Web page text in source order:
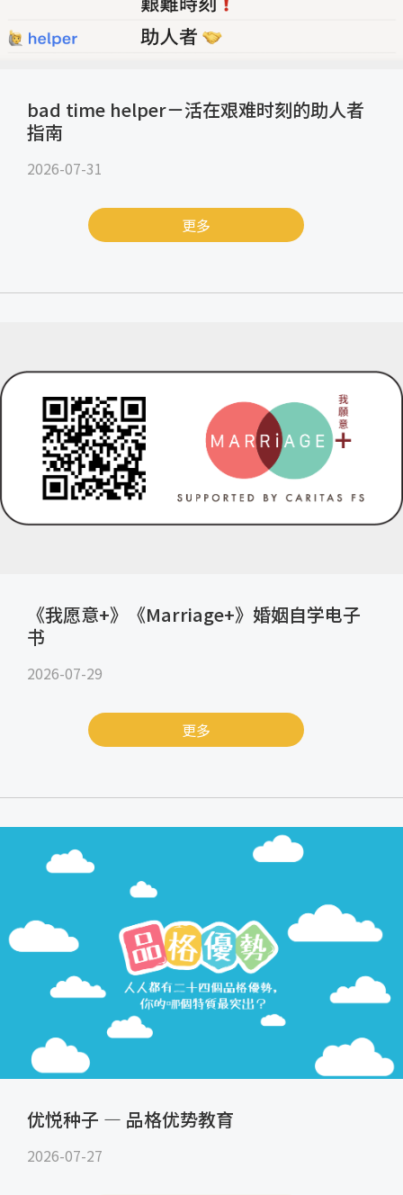
bad time helper－活在艰难时刻的助人者
指南
2026-07-31
更多
《我愿意+》《Marriage+》婚姻自学电子
书
2026-07-29
更多
优悦种子 — 品格优势教育
2026-07-27